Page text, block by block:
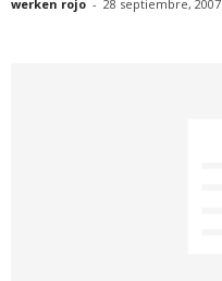
werken rojo - 28 septiembre, 2007